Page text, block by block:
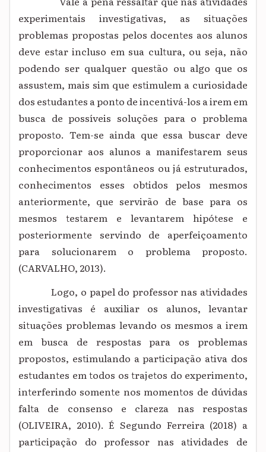
experimentais investigativas, as situações
problemas propostas pelos docentes aos alunos
deve estar incluso em sua cultura, ou seja, não
podendo ser qualquer questão ou algo que os
assustem, mais sim que estimulem a curiosidade
dos estudantes a ponto de incentivá-los a irem em
busca de possíveis soluções para o problema
proposto. Tem-se ainda que essa buscar deve
proporcionar aos alunos a manifestarem seus
conhecimentos espontâneos ou já estruturados,
conhecimentos esses obtidos pelos mesmos
anteriormente, que servirão de base para os
mesmos testarem e levantarem hipótese e
posteriormente servindo de aperfeiçoamento
para solucionarem o problema proposto.
(CARVALHO, 2013).
Logo, o papel do professor nas atividades
investigativas é auxiliar os alunos, levantar
situações problemas levando os mesmos a irem
em busca de respostas para os problemas
propostos, estimulando a participação ativa dos
estudantes em todos os trajetos do experimento,
interferindo somente nos momentos de dúvidas
falta de consenso e clareza nas respostas
(OLIVEIRA, 2010). É Segundo Ferreira (2018) a
participação do professor nas atividades de